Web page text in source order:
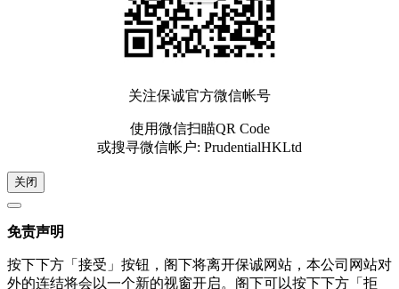
关注保诚官方微信帐号
使用微信扫瞄QR Code
或搜寻微信帐户: PrudentialHKLtd
关闭
免责声明
按下下方「接受」按钮，阁下将离开保诚网站，本公司网站对
外的连结将会以一个新的视窗开启。阁下可以按下下方「拒